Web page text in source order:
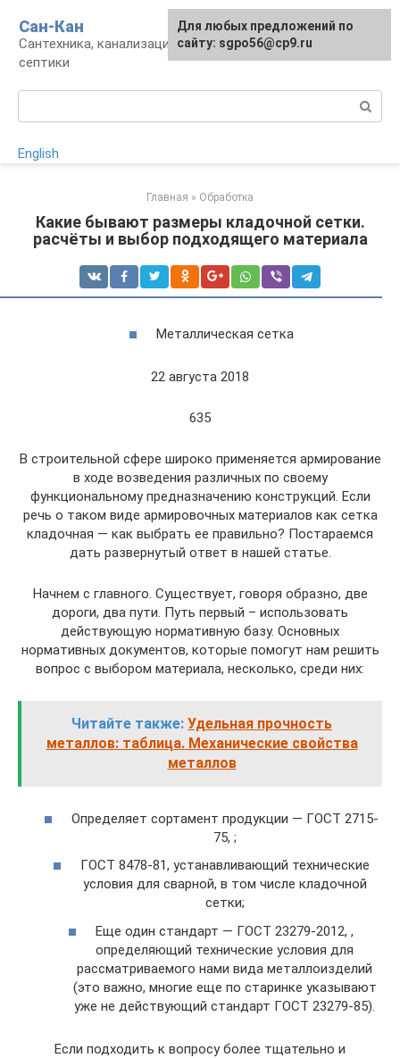
контенту
Сан-Кан
Сантехника, канализация, водопровод,
септики
English
Главная » Обработка
Какие бывают размеры кладочной сетки.
расчёты и выбор подходящего материала
Металлическая сетка
22 августа 2018
635
В строительной сфере широко применяется армирование
в ходе возведения различных по своему
функциональному предназначению конструкций. Если
речь о таком виде армировочных материалов как сетка
кладочная — как выбрать ее правильно? Постараемся
дать развернутый ответ в нашей статье.
Начнем с главного. Существует, говоря образно, две
дороги, два пути. Путь первый – использовать
действующую нормативную базу. Основных
нормативных документов, которые помогут нам решить
вопрос с выбором материала, несколько, среди них:
Читайте также: Удельная прочность
металлов: таблица. Механические свойства
металлов
Определяет сортамент продукции — ГОСТ 2715-
75, ;
ГОСТ 8478-81, устанавливающий технические
условия для сварной, в том числе кладочной
сетки;
Еще один стандарт — ГОСТ 23279-2012, ,
определяющий технические условия для
рассматриваемого нами вида металлоизделий
(это важно, многие еще по старинке указывают
уже не действующий стандарт ГОСТ 23279-85).
Если подходить к вопросу более тщательно и
Для любых предложений по
сайту: sgpo56@cp9.ru